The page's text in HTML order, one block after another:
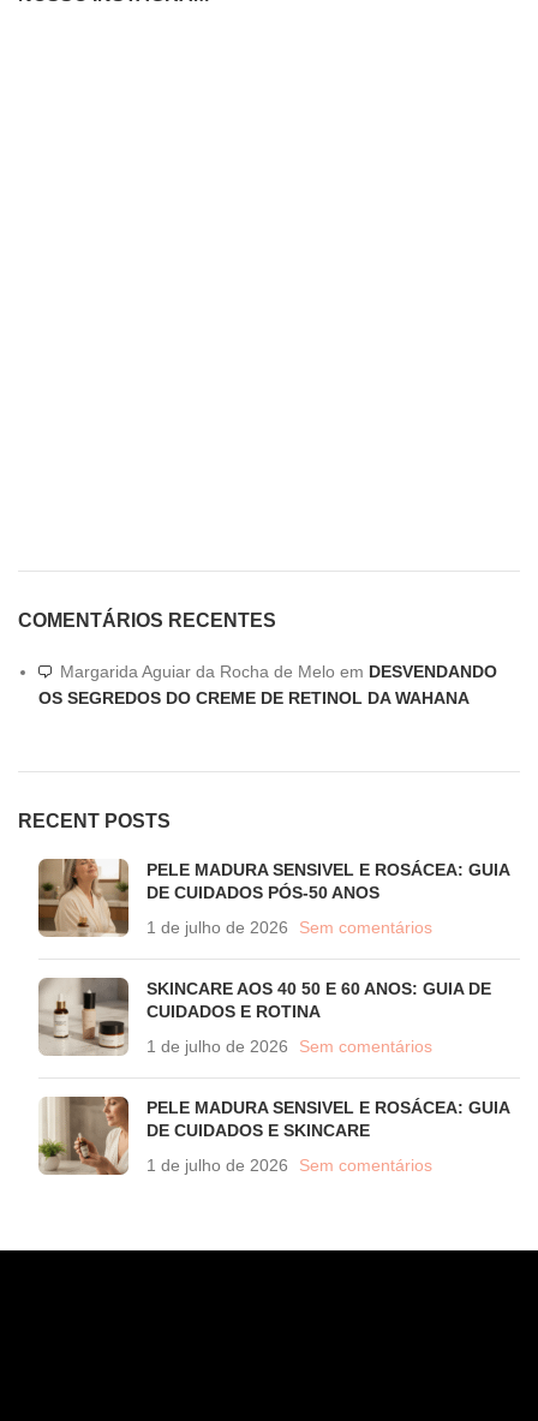
COMENTÁRIOS RECENTES
Margarida Aguiar da Rocha de Melo em DESVENDANDO
OS SEGREDOS DO CREME DE RETINOL DA WAHANA
RECENT POSTS
PELE MADURA SENSIVEL E ROSÁCEA: GUIA
DE CUIDADOS PÓS-50 ANOS
1 de julho de 2026
Sem comentários
SKINCARE AOS 40 50 E 60 ANOS: GUIA DE
CUIDADOS E ROTINA
1 de julho de 2026
Sem comentários
PELE MADURA SENSIVEL E ROSÁCEA: GUIA
DE CUIDADOS E SKINCARE
1 de julho de 2026
Sem comentários